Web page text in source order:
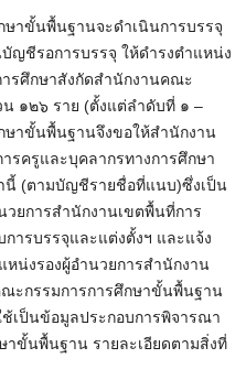
าขั้นพื้นฐานจะดำเนินการบรรจุ
ญชีรอการบรรจุ ให้ดำรงตำแหน่ง
รศึกษาสังกัดสำนักงานคณะ
๑๒๖ ราย (ตั้งแต่ลำดับที่ ๑ –
าขั้นพื้นฐานจึงขอให้สำนักงาน
รครูและบุคลากรทางการศึกษา
นี้ (ตามบัญชีรายชื่อที่แนบ)ซึ่งเป็น
วยการสำนักงานเขตพื้นที่การ
ารบรรจุและแต่งตั้งฯ และแจ้ง
น่งรองผู้อำนวยการสำนักงาน
ะกรรมการการศึกษาขั้นพื้นฐาน
ช้เป็นข้อมูลประกอบการพิจารณา
ขั้นพื้นฐาน รายละเอียดตามสิ่งที่